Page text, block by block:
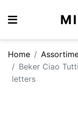
Home
Beker Ciao
letters